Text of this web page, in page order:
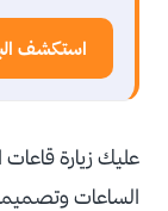
استكشف
عليك زيارة
الساعات